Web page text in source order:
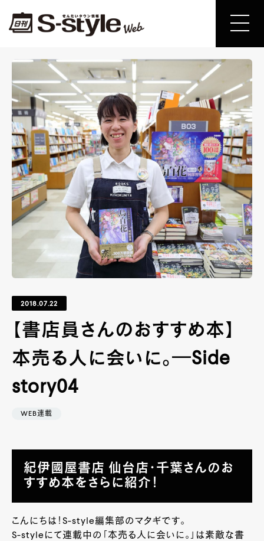
2018.07.22
【書店員さんのおすすめ本】
本売る人に会いに。―Side
story04
WEB連載
紀伊國屋書店 仙台店・千葉さんのお
すすめ本をさらに紹介！
こんにちは！S-style編集部のマタギです。
S-styleにて連載中の「本売る人に会いに。」は素敵な書